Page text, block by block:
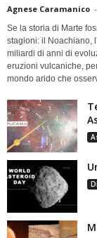
Agnese Caramanico -
Se la storia di Marte
stagioni: il Noachiano,
miliardi di anni di
eruzioni vulcaniche,
mondo arido che